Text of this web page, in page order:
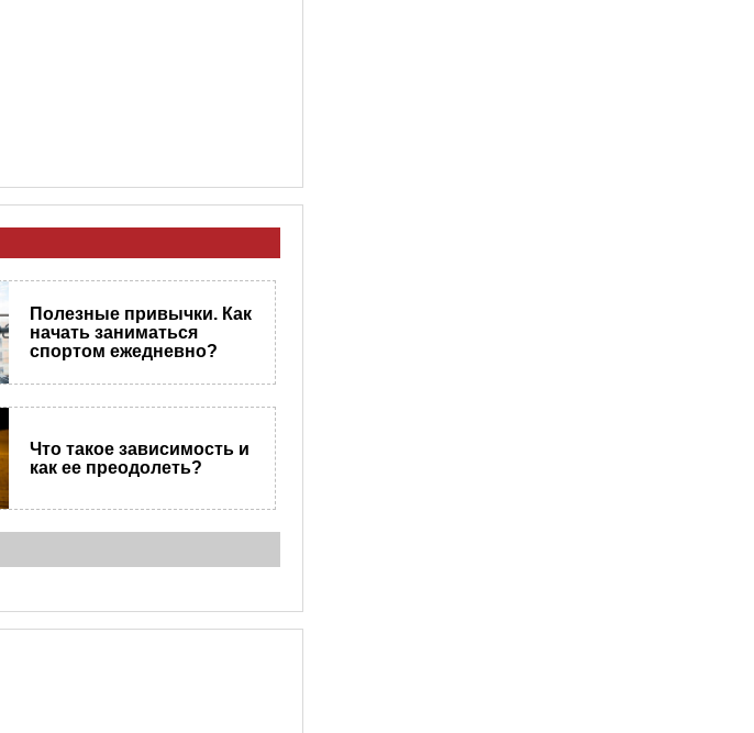
Полезные привычки. Как
начать заниматься
спортом ежедневно?
Что такое зависимость и
как ее преодолеть?